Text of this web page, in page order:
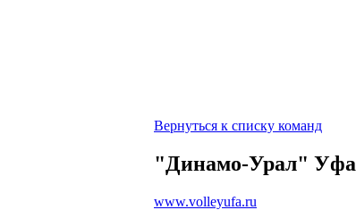
Вернуться к списку команд
"Динамо-Урал" Уфа
www.volleyufa.ru